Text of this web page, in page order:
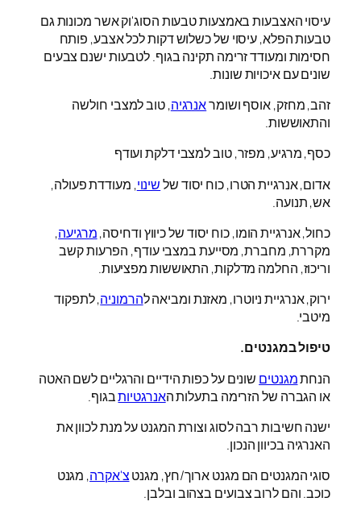
עיסוי האצבעות באמצעות טבעות הסוג'וק אשר מכונות גם
טבעות הפלא, עיסוי של כשלוש דקות לכל אצבע, פותח
חסימות ומעודד זרימה תקינה בגוף. לטבעות ישנם צבעים
שונים עם איכויות שונות.
זהב, מחזק, אוסף ושומראנרגיה, טוב למצבי חולשה
והתאוששות.
כסף, מרגיע, מפזר, טוב למצבי דלקת ועודף
אדום, אנרגיית הטרו, כוח יסוד שלשינוי, מעודדת פעולה,
אש, תנועה.
כחול, אנרגיית הומו, כוח יסוד של כיווץ ודחיסה,מרגיעה,
מקררת, מחברת, מסייעת במצבי עודף, הפרעות קשב
וריכוז, החלמה מדלקות, התאוששות מפציעות.
ירוק, אנרגיית ניוטרו, מאזנת ומביאה להרמוניה, לתפקוד
מיטבי.
טיפול במגנטים.
הנחתמגנטים שונים על כפות הידיים והרגליים לשם האטה
או הגברה של הזרימה בתעלות האנרגטיותבגוף.
ישנה חשיבות רבה לסוג וצורת המגנט על מנת לכוון את
האנרגיה בכיוון הנכון.
סוגי המגנטים הם מגנט ארוך/חץ, מגנטצ'אקרה, מגנט
כוכב. והם לרוב צבועים בצהוב ובלבן.